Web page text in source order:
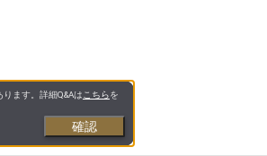
ます。詳細Q&Aは こちらを
確認